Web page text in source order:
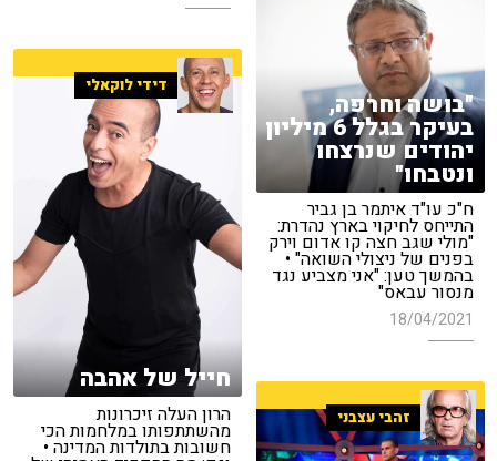
"בושה וחרפה,
בעיקר בגלל 6 מיליון
יהודים שנרצחו
ונטבחו"
ח"כ עו"ד איתמר בן גביר
התייחס לחיקוי בארץ נהדרת:
"מולי שגב חצה קו אדום וירק
בפנים של ניצולי השואה" •
בהמשך טען: "אני מצביע נגד
מנסור עבאס"
18/04/2021
דידי לוקאלי
חייל של אהבה
הרון העלה זיכרונות
מהשתתפותו במלחמות הכי
חשובות בתולדות המדינה •
זהבי עצבני